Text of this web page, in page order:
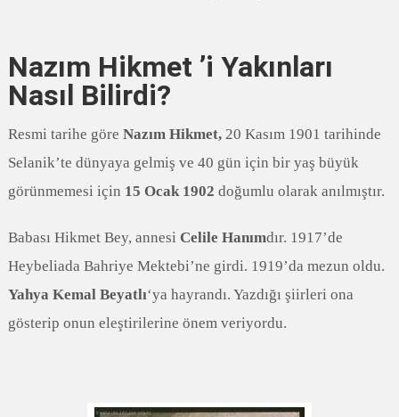
Nazım Hikmet ’i Yakınları
Nasıl Bilirdi?
Resmi tarihe göre Nazım Hikmet,20 Kasım 1901 tarihinde
Selanik’te dünyaya gelmiş ve 40 gün için bir yaş büyük
görünmemesi için 15 Ocak 1902 doğumlu olarak anılmıştır.
Babası Hikmet Bey, annesi Celile Hanımdır. 1917’de
Heybeliada Bahriye Mektebi’ne girdi. 1919’da mezun oldu.
Yahya Kemal Beyatlı‘ya hayrandı. Yazdığı şiirleri ona
gösterip onun eleştirilerine önem veriyordu.